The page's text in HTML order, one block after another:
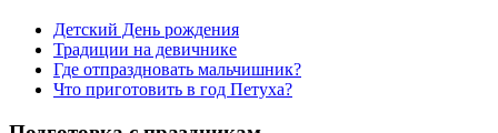
Детский День рождения
Традиции на девичнике
Где отпраздновать мальчишник?
Что приготовить в год Петуха?